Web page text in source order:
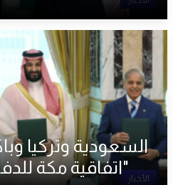
الأخبار
السعودية وتركيا
"اتفاقية مكة